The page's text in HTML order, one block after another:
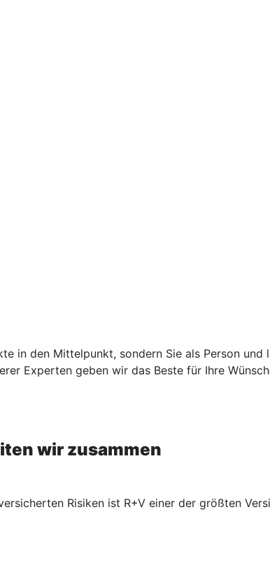
in den Mittelpunkt, sondern Sie als Person und
Experten geben wir das Beste für Ihre
wir zusammen
Risiken ist R+V einer der größten